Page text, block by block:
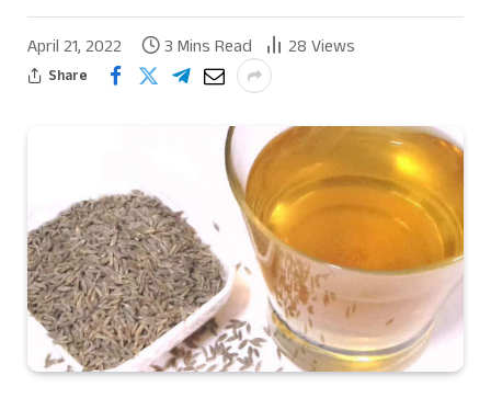
April 21, 2022 3 Mins Read 28 Views
Share